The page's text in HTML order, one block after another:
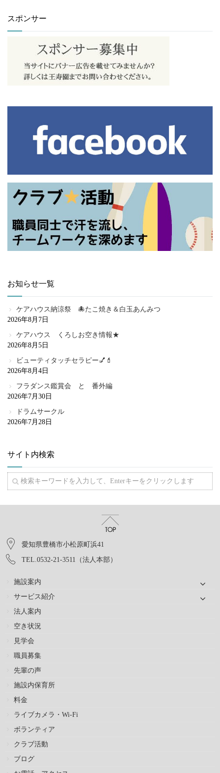
スポンサー
お知らせ一覧
ケアハウス納涼祭 🐙たこ焼き＆白玉あんみつ
2026年8月7日
ケアハウス くろしお空き情報★
2026年8月5日
ビューティタッチセラピー💅💄
2026年8月4日
フラダンス鑑賞会 と 番外編
2026年7月30日
ドラムサークル
2026年7月28日
サイト内検索
愛知県豊橋市小松原町浜41
TEL.0532-21-3511（法人本部）
施設案内
サービス紹介
法人案内
空き状況
見学会
職員募集
先輩の声
施設内保育所
料金
ライブカメラ・Wi-Fi
ボランティア
クラブ活動
ブログ